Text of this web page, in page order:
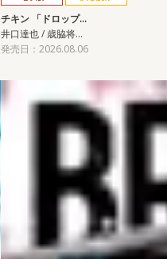
チキン 「ドロップ…
井口達也 / 歳脇将…
発売日：2026.08.06